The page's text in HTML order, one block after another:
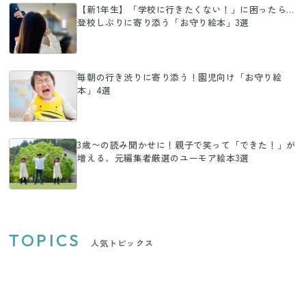
【新1年生】「学校に行きたくない！」に困ったら…
登校しぶりに寄り添う「お守り絵本」3選
毎朝の行き渋りに寄り添う！園児向け「お守り絵
本」4選
3歳〜の読み聞かせに！親子で笑って「できた！」が
増える、元編集者厳選のユーモア絵本3選
TOPICS 人気トピックス